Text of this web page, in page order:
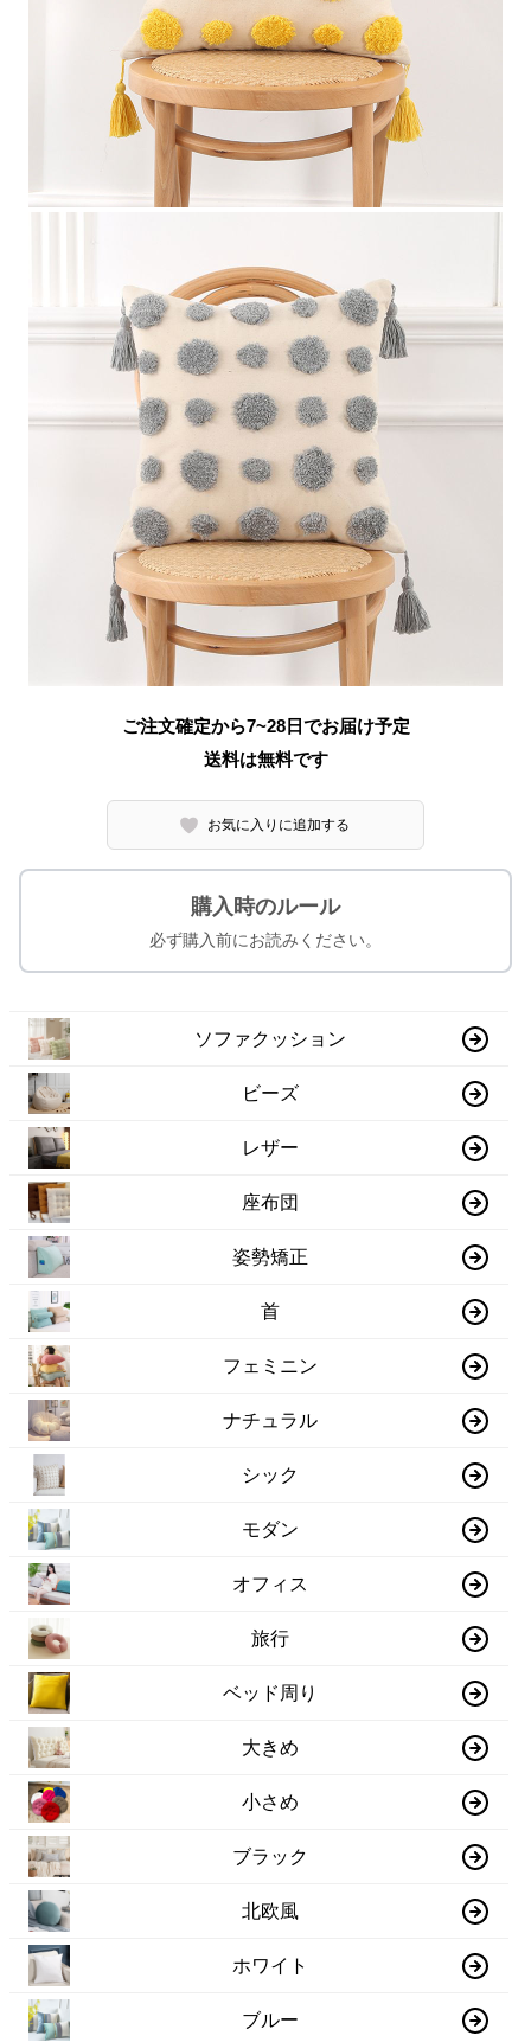
ご注文確定から7~28日でお届け予定
送料は無料です
お気に入りに追加する
購入時のルール
必ず購入前にお読みください。
ソファクッション
ビーズ
レザー
座布団
姿勢矯正
首
フェミニン
ナチュラル
シック
モダン
オフィス
旅行
ベッド周り
大きめ
小さめ
ブラック
北欧風
ホワイト
ブルー